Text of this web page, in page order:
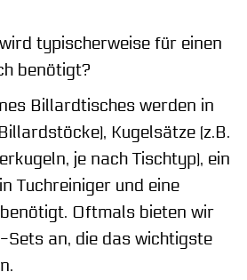
typischerweise für einen
benötigt?
Billardtisches werden in
Kugelsätze (z.B.
je nach Tischtyp), ein
Tuchreiniger und eine
Oftmals bieten wir
an, die das wichtigste